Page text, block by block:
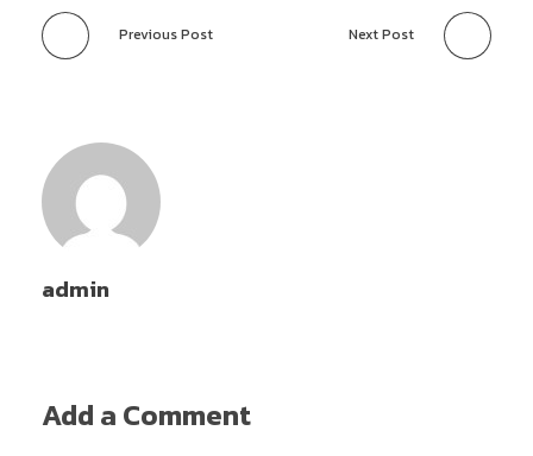
Previous Post Next Post
admin
Add a Comment